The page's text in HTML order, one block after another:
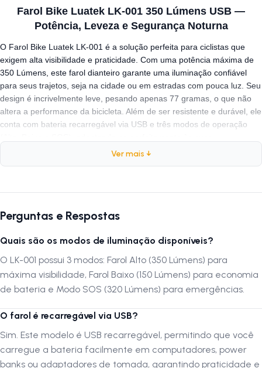
Farol Bike Luatek LK-001 350 Lúmens USB —
Potência, Leveza e Segurança Noturna
O Farol Bike Luatek LK-001 é a solução perfeita para ciclistas que
exigem alta visibilidade e praticidade. Com uma potência máxima de
350 Lúmens, este farol dianteiro garante uma iluminação confiável
para seus trajetos, seja na cidade ou em estradas com pouca luz. Seu
design é incrivelmente leve, pesando apenas 77 gramas, o que não
altera a performance da bicicleta. Além de ser resistente e durável, ele
conta com bateria recarregável via USB e três modos de operação
Marca:
Modelo:
Peso:77 gramas
Potência Máxima: 350 Lúmens
Modos de Luz:Alto (350lm), Baixo (150lm), SOS (320lm)
Alimentação: Bateria interna Recarregável via USB
O Farol Luatek LK-001 oferece um excelente custo-benefício para
quem busca segurança. Sua capacidade de recarga via USB traz
Ver mais ↓
Perguntas e Respostas
Quais são os modos de iluminação disponíveis?
O LK-001 possui 3 modos: Farol Alto (350 Lúmens) para
máxima visibilidade, Farol Baixo (150 Lúmens) para economia
de bateria e Modo SOS (320 Lúmens) para emergências.
O farol é recarregável via USB?
Sim. Este modelo é USB recarregável, permitindo que você
carregue a bateria facilmente em computadores, power
banks ou adaptadores de tomada, garantindo praticidade e